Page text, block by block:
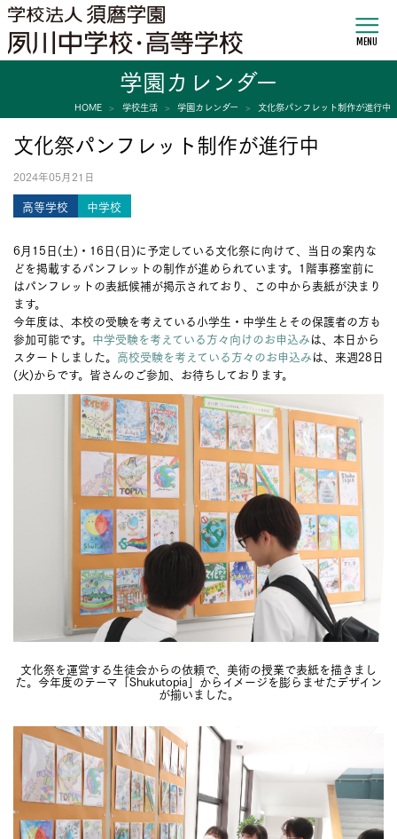
MENU
学園カレンダー
HOME 学校生活 学園カレンダー 文化祭パンフレット制作が進行中
文化祭パンフレット制作が進行中
2024年05月21日
高等学校 中学校
6月15日(土)・16日(日)に予定している文化祭に向けて、当日の案内な
どを掲載するパンフレットの制作が進められています。1階事務室前に
はパンフレットの表紙候補が掲示されており、この中から表紙が決まり
ます。
今年度は、本校の受験を考えている小学生・中学生とその保護者の方も
参加可能です。 中学受験を考えている方々向けのお申込みは、本日から
スタートしました。 高校受験を考えている方々のお申込みは、来週28日
(火)からです。皆さんのご参加、お待ちしております。
文化祭を運営する生徒会からの依頼で、美術の授業で表紙を描きまし
た。今年度のテーマ「Shukutopia」からイメージを膨らませたデザイン
が揃いました。